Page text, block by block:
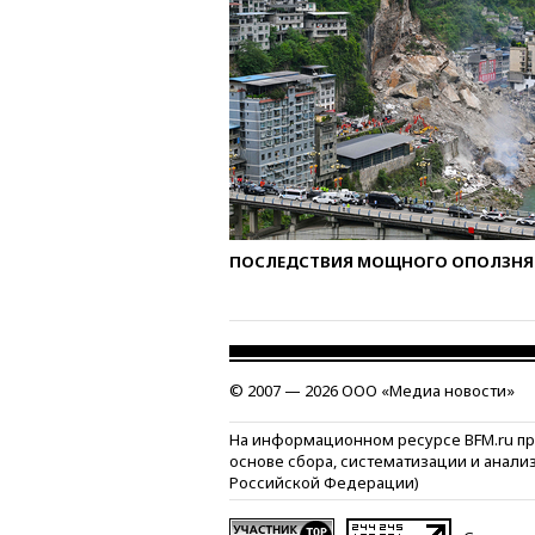
ПОСЛЕДСТВИЯ МОЩНОГО ОПОЛЗНЯ
© 2007 — 2026 ООО «Медиа новости»
На информационном ресурсе BFM.ru
основе сбора, систематизации и
Российской Федерации)